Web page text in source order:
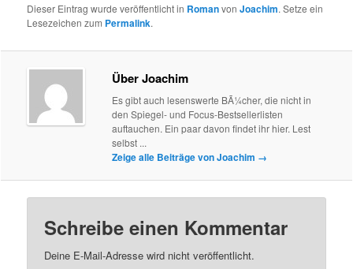
Dieser Eintrag wurde veröffentlicht in RomanvonJoachim. Setze ein
Lesezeichen zum Permalink.
Über Joachim
Es gibt auch lesenswerte BÃ¼cher, die nicht in
den Spiegel- und Focus-Bestsellerlisten
auftauchen. Ein paar davon findet ihr hier. Lest
selbst ...
Zeige alle Beiträge von Joachim →
Schreibe einen Kommentar
Deine E-Mail-Adresse wird nicht veröffentlicht.